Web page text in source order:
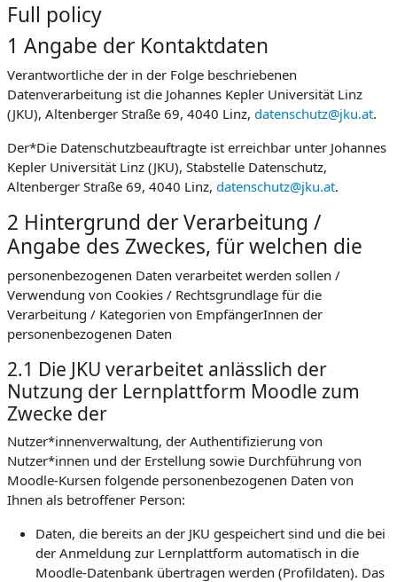
Full policy
1 Angabe der Kontaktdaten
Verantwortliche der in der Folge beschriebenen
Datenverarbeitung ist die Johannes Kepler Universität Linz
(JKU), Altenberger Straße 69, 4040 Linz, datenschutz@jku.at.
Der*Die Datenschutzbeauftragte ist erreichbar unter Johannes
Kepler Universität Linz (JKU), Stabstelle Datenschutz,
Altenberger Straße 69, 4040 Linz, datenschutz@jku.at.
2 Hintergrund der Verarbeitung /
Angabe des Zweckes, für welchen die
personenbezogenen Daten verarbeitet werden sollen /
Verwendung von Cookies / Rechtsgrundlage für die
Verarbeitung / Kategorien von EmpfängerInnen der
personenbezogenen Daten
2.1 Die JKU verarbeitet anlässlich der
Nutzung der Lernplattform Moodle zum
Zwecke der
Nutzer*innenverwaltung, der Authentifizierung von
Nutzer*innen und der Erstellung sowie Durchführung von
Moodle-Kursen folgende personenbezogenen Daten von
Ihnen als betroffener Person:
Daten, die bereits an der JKU gespeichert sind und die bei
der Anmeldung zur Lernplattform automatisch in die
Moodle-Datenbank übertragen werden (Profildaten). Das